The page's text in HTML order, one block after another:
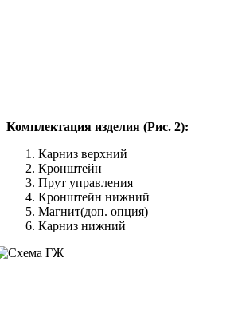
Комплектация изделия (Рис. 2):
Карниз верхний
Кронштейн
Прут управления
Кронштейн нижний
Магнит(доп. опция)
Карниз нижний